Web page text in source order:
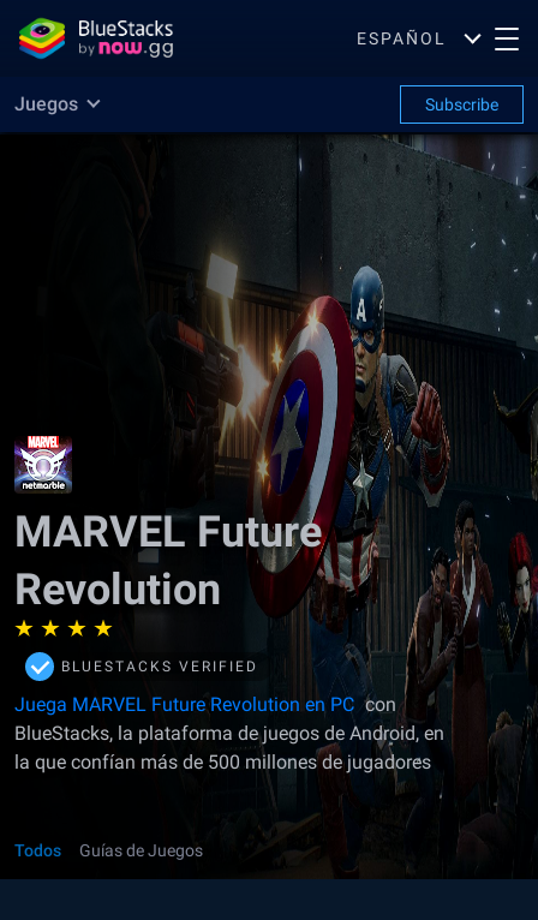
ESPAÑOL
Juegos Subscribe
MARVEL Future
Revolution
BLUESTACKS VERIFIED
Juega MARVEL Future Revolution en PC con
BlueStacks, la plataforma de juegos de Android, en
la que confían más de 500 millones de jugadores
Todos Guías de Juegos